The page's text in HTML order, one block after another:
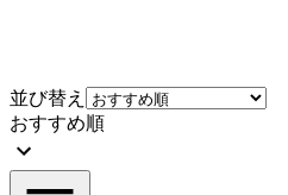
並び替え
おすすめ順